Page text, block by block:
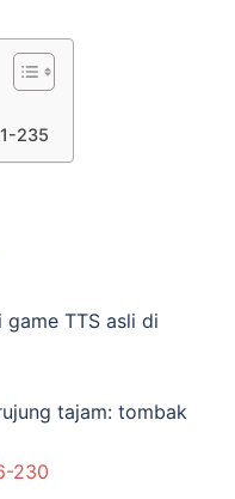
235
TTS asli di
tajam: tombak
230